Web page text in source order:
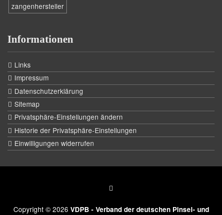
zangenhersteller
Informationen
Links
Impressum
Datenschutzerklärung
Sitemap
Privatsphäre-Einstellungen ändern
Historie der Privatsphäre-Einstellungen
Einwilligungen widerrufen
Copyright © 2026 VDPB - Verband der deutschen Pinsel- und